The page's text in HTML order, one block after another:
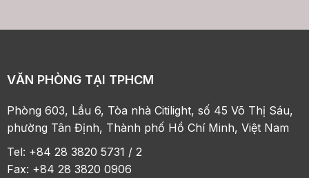
VĂN PHÒNG TẠI TPHCM
Phòng 603, Lầu 6, Tòa nhà Citilight, số 45 Võ Thị Sáu,
phường Tân Định, Thành phố Hồ Chí Minh, Việt Nam
Tel: +84 28 3820 5731 / 2
Fax: +84 28 3820 0906